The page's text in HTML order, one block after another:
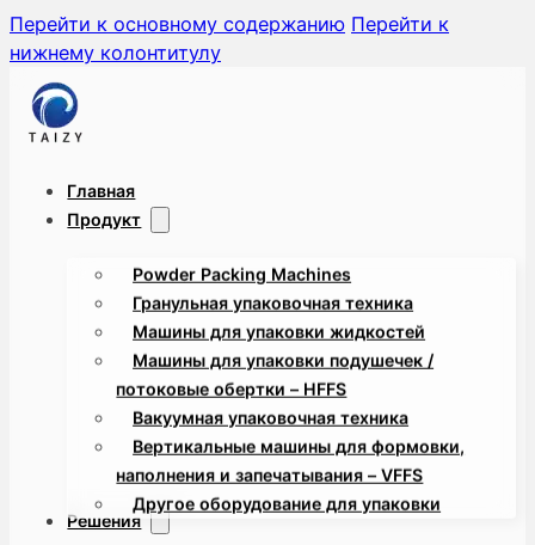
Перейти к основному содержанию Перейти к
нижнему колонтитулу
Главная
Продукт
Powder Packing Machines
Гранульная упаковочная техника
Машины для упаковки жидкостей
Машины для упаковки подушечек /
потоковые обертки – HFFS
Вакуумная упаковочная техника
Вертикальные машины для формовки,
наполнения и запечатывания – VFFS
Другое оборудование для упаковки
Решения